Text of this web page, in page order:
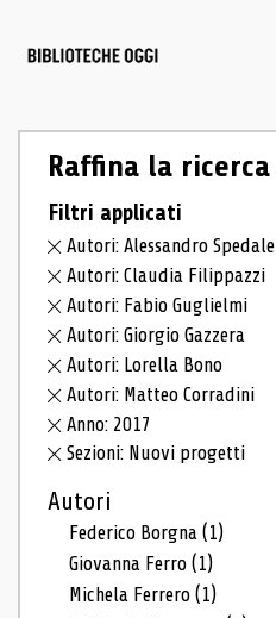
Raffina la ricerca
Filtri applicati
Autori: Alessandro Spedale
Autori: Claudia Filippazzi
Autori: Fabio Guglielmi
Autori: Giorgio Gazzera
Autori: Lorella Bono
Autori: Matteo Corradini
Anno: 2017
Sezioni: Nuovi progetti
Autori
Federico Borgna(1)
Giovanna Ferro(1)
Michela Ferrero(1)